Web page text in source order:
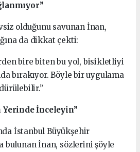
olduğunu savunan İnan,
da dikkat çekti:
bire biten bu yol, bisikletliyi
bırakıyor. Böyle bir uygulama
Yerinde İnceleyin”
İstanbul Büyükşehir
bulunan İnan, sözlerini şöyle